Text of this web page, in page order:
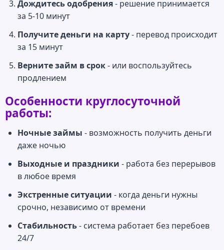
Дождитесь одобрения- решение принимается
за 5-10 минут
Получите деньги на карту- перевод происходит
за 15 минут
Верните займ в срок- или воспользуйтесь
продлением
Особенности круглосуточной
работы:
Ночные займы - возможность получить деньги
даже ночью
Выходные и праздники - работа без перерывов
в любое время
Экстренные ситуации - когда деньги нужны
срочно, независимо от времени
Стабильность- система работает без перебоев
24/7